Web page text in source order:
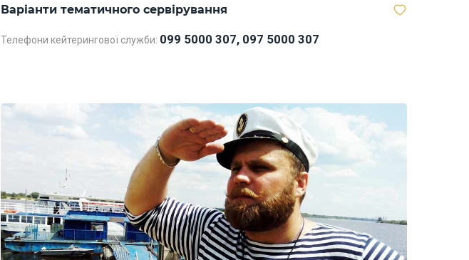
Варіанти тематичного сервірування
Телефони кейтерингової служби: 099 5000 307, 097 5000 307